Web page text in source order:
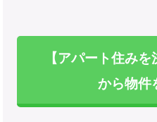
【アパート住み
から物件